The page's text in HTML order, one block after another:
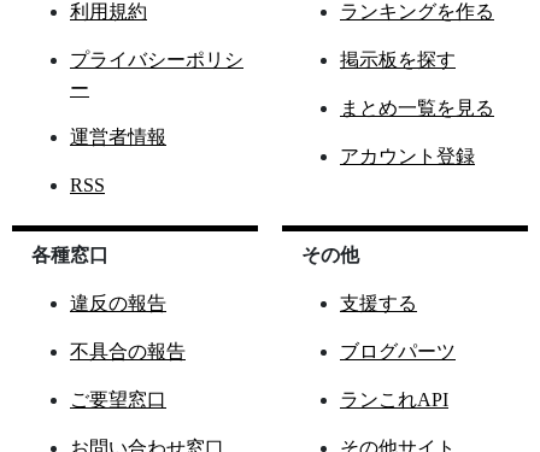
利用規約
プライバシーポリシ
ー
運営者情報
RSS
ランキングを作る
掲示板を探す
まとめ一覧を見る
アカウント登録
各種窓口
違反の報告
不具合の報告
ご要望窓口
その他
支援する
ブログパーツ
ランこれAPI